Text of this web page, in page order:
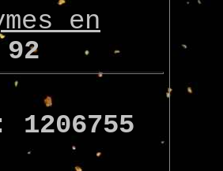
en
92
1206755